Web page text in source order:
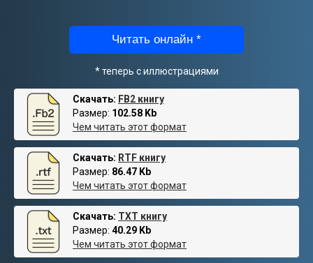
Читать онлайн *
* теперь с иллюстрациями
Скачать: FB2 книгу
Размер: 102.58 Kb
Чем читать этот формат
Скачать: RTF книгу
Размер: 86.47 Kb
Чем читать этот формат
Скачать: TXT книгу
Размер: 40.29 Kb
Чем читать этот формат